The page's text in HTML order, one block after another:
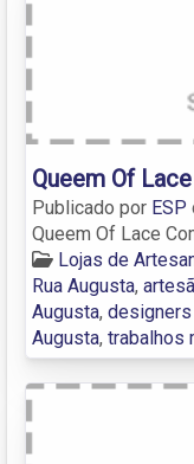
Queem Of
Publicado por ESP
Queem Of Lace
Lojas de
Rua Augusta,
Augusta, designers
Augusta, trabalhos